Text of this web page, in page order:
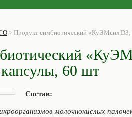
> Продукт симбиотический «КуЭМсил
60 шт
Состав:
молочнокислых